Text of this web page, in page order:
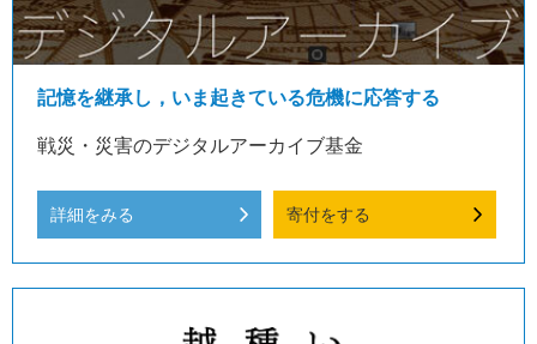
記憶を継承し，いま起きている危機に応答する
戦災・災害のデジタルアーカイブ基金
詳細をみる 寄付をする